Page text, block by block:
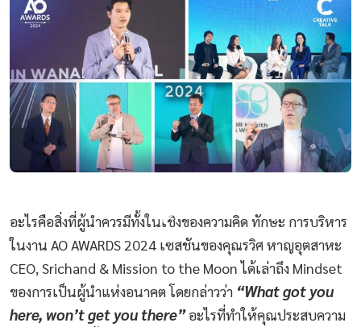
อะไรคือสิ่งที่ผู้นำควรมีทั้งในเชิงของความคิด ทักษะ การบริหาร
ในงาน AO AWARDS 2024 เซสชันของคุณรวิศ หาญอุตสาหะ
CEO, Srichand & Mission to the Moon ได้เล่าถึง Mindset
ของการเป็นผู้นำแห่งอนาคต โดยกล่าวว่า “What got you
here, won’t get you there”อะไรที่ทำให้คุณประสบความ